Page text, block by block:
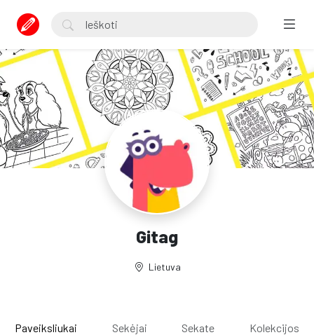
Gitag
Lietuva
Paveiksliukai Sekėjai Sekate Kolekcijos